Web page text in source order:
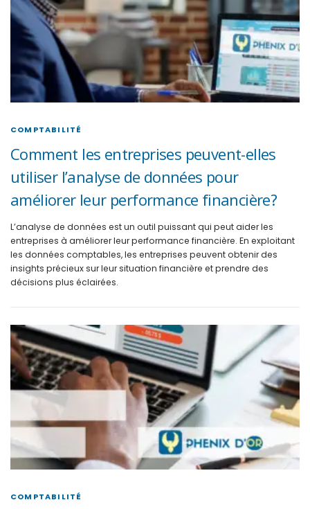
COMPTABILITÉ
Comment les entreprises peuvent-elles
utiliser l’analyse de données pour
améliorer leur performance financière?
L’analyse de données est un outil puissant qui peut aider les
entreprises à améliorer leur performance financière. En exploitant
les données comptables, les entreprises peuvent obtenir des
insights précieux sur leur situation financière et prendre des
décisions plus éclairées.
COMPTABILITÉ